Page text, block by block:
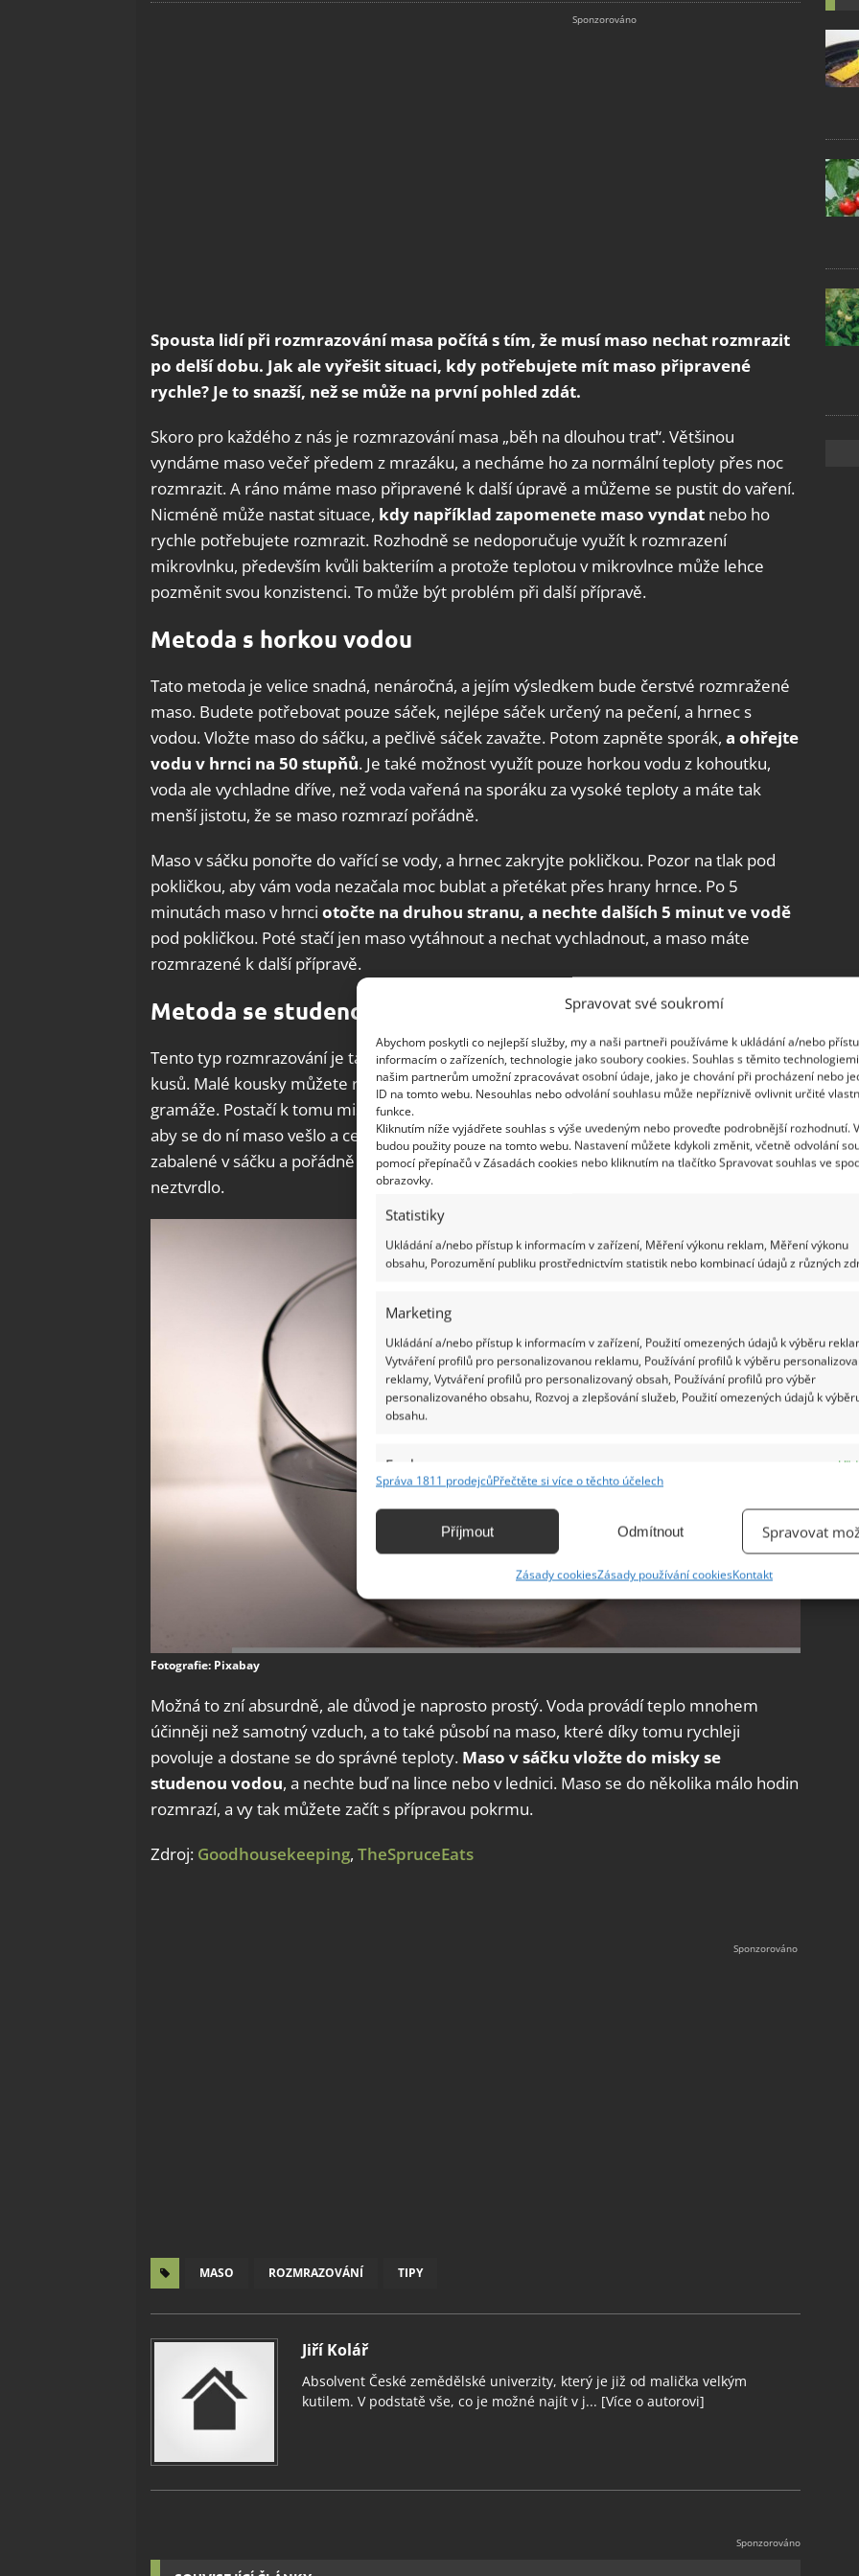
Spravovat své soukromí
Abychom poskytli co nejlepší služby, my a naši partneři používáme k ukládání a/nebo
informacím o zařízeních, technologie jako soubory cookies. Souhlas s těmito
našim partnerům umožní zpracovávat osobní údaje, jako je chování při procházení nebo
ID na tomto webu. Nesouhlas nebo odvolání souhlasu může nepříznivě ovlivnit určité
funkce.
Kliknutím níže vyjádřete souhlas s výše uvedeným nebo proveďte podrobnější rozhodnutí.
budou použity pouze na tomto webu. Nastavení můžete kdykoli změnit, včetně odvolání
pomocí přepínačů v Zásadách cookies nebo kliknutím na tlačítko Spravovat souhlas ve
obrazovky.
Statistiky
Ukládání a/nebo přístup k informacím v zařízení, Měření výkonu reklam, Měření výkonu
obsahu, Porozumění publiku prostřednictvím statistik nebo kombinací údajů z různých
Marketing
Ukládání a/nebo přístup k informacím v zařízení, Použití omezených údajů k výběru
Vytváření profilů pro personalizovanou reklamu, Používání profilů k výběru
reklamy, Vytváření profilů pro personalizovaný obsah, Používání profilů pro výběr
personalizovaného obsahu, Rozvoj a zlepšování služeb, Použití omezených údajů k
obsahu.
Funkce
Identifikace zařízení na základě automaticky přenášených informací.
základě aktivně vyžádaných informací.
Zajištění bezpečnosti, předcházení a zjišťování podvodů a
Správa 1811 prodejcůPřečtěte si více o těchto účelech
Příjmout Odmítnout Spravovat
Zásady cookiesZásady používání cookiesKontakt
Spousta lidí při rozmrazování masa počítá s tím, že musí maso nechat rozmrazit
po delší dobu. Jak ale vyřešit situaci, kdy potřebujete mít maso připravené
rychle? Je to snazší, než se může na první pohled zdát.
Skoro pro každého z nás je rozmrazování masa „běh na dlouhou trať“. Většinou
vyndáme maso večeř předem z mrazáku, a necháme ho za normální teploty přes noc
rozmrazit. A ráno máme maso připravené k další úpravě a můžeme se pustit do vaření.
Nicméně může nastat situace, kdy například zapomenete maso vyndat nebo ho
rychle potřebujete rozmrazit. Rozhodně se nedoporučuje využít k rozmrazení
mikrovlnku, především kvůli bakteriím a protože teplotou v mikrovlnce může lehce
pozměnit svou konzistenci. To může být problém při další přípravě.
Metoda s horkou vodou
Tato metoda je velice snadná, nenáročná, a jejím výsledkem bude čerstvé rozmražené
maso. Budete potřebovat pouze sáček, nejlépe sáček určený na pečení, a hrnec s
vodou. Vložte maso do sáčku, a pečlivě sáček zavažte. Potom zapněte sporák, a ohřejte
vodu v hrnci na 50 stupňů. Je také možnost využít pouze horkou vodu z kohoutku,
voda ale vychladne dříve, než voda vařená na sporáku za vysoké teploty a máte tak
menší jistotu, že se maso rozmrazí pořádně.
Maso v sáčku ponořte do vařící se vody, a hrnec zakryjte pokličkou. Pozor na tlak pod
pokličkou, aby vám voda nezačala moc bublat a přetékat přes hrany hrnce. Po 5
minutách maso v hrnci otočte na druhou stranu, a nechte dalších 5 minut ve vodě
pod pokličkou. Poté stačí jen maso vytáhnout a nechat vychladnout, a maso máte
rozmrazené k další přípravě.
Metoda se studenou vodou
Tento typ rozmrazování je také rychlý a snadný, ale záleží na velikosti rozmrazovaných
kusů. Malé kousky můžete rozmrazit během 1 hodiny, větší kusy už se odvíjejí od jejich
gramáže. Postačí k tomu miska a studená voda.
aby se do ní maso vešlo a celé se ponořilo do studené vody. Maso je opět nutné mít
zabalené v sáčku a pořádně zavázané, aby se do sáčku nedostala voda a maso
neztvrdlo.
Fotografie: Pixabay
Možná to zní absurdně, ale důvod je naprosto prostý. Voda provádí teplo mnohem
účinněji než samotný vzduch, a to také působí na maso, které díky tomu rychleji
povoluje a dostane se do správné teploty. Maso v sáčku vložte do misky se
studenou vodou, a nechte buď na lince nebo v lednici. Maso se do několika málo hodin
rozmrazí, a vy tak můžete začít s přípravou pokrmu.
Zdroj: Goodhousekeeping, TheSpruceEats
MASO ROZMRAZOVÁNÍ TIPY
Jiří Kolář
Absolvent České zemědělské univerzity, který je již od malička velkým
kutilem. V podstatě vše, co je možné najít v j... [Více o autorovi]